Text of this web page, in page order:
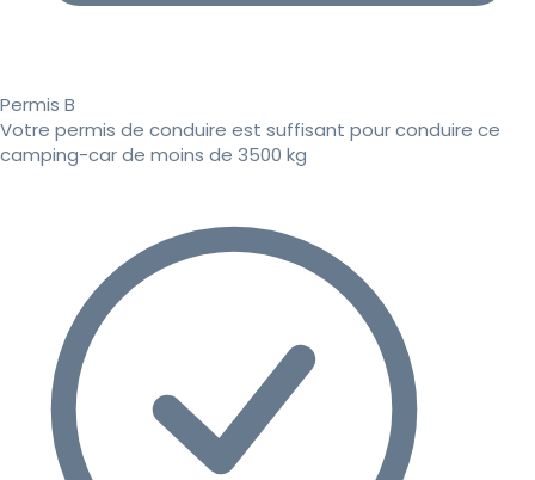
Permis B
Votre permis de conduire est suffisant pour conduire ce
camping-car de moins de 3500 kg